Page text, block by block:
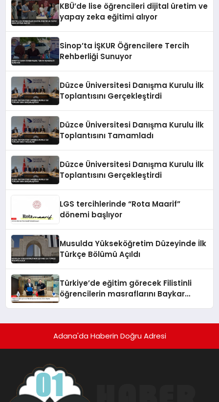
KBÜ’de lise öğrencileri dijital üretim ve
yapay zeka eğitimi alıyor
Sinop’ta İŞKUR Öğrencilere Tercih
Rehberliği Sunuyor
Düzce Üniversitesi Danışma Kurulu İlk
Toplantısını Gerçekleştirdi
Düzce Üniversitesi Danışma Kurulu İlk
Toplantısını Tamamladı
Düzce Üniversitesi Danışma Kurulu İlk
Toplantısını Gerçekleştirdi
LGS tercihlerinde “Rota Maarif”
dönemi başlıyor
Musulda Yükseköğretim Düzeyinde İlk
Türkçe Bölümü Açıldı
Türkiye’de eğitim görecek Filistinli
öğrencilerin masraflarını Baykar
Adana'da Haberin Doğru Adresi